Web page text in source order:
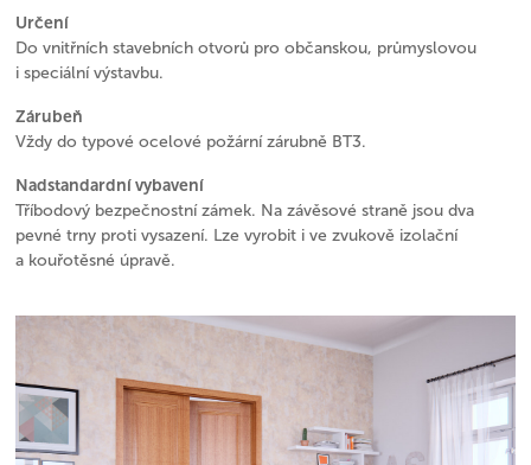
Určení
Do vnitřních stavebních otvorů pro občanskou, průmyslovou
i speciální výstavbu.
Zárubeň
Vždy do typové ocelové požární zárubně BT3.
Nadstandardní vybavení
Tříbodový bezpečnostní zámek. Na závěsové straně jsou dva
pevné trny proti vysazení. Lze vyrobit i ve zvukově izolační
a kouřotěsné úpravě.